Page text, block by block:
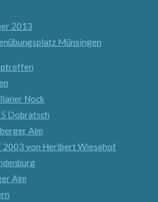
2013
Münsingen
Nock
Dobratsch
Alm
2003 von Heribert Wiesehof
Alm